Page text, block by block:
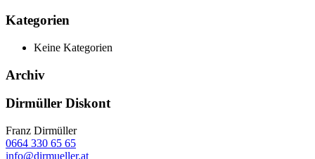
Kategorien
Keine Kategorien
Archiv
Dirmüller Diskont
Franz Dirmüller
0664 330 65 65
info@dirmueller.at